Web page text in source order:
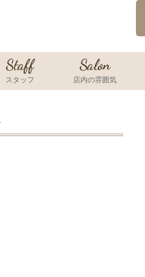
Staff
スタッフ
Salon
店内の雰囲気